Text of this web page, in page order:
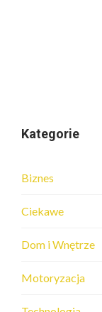
Kategorie
Biznes
Ciekawe
Dom i Wnętrze
Motoryzacja